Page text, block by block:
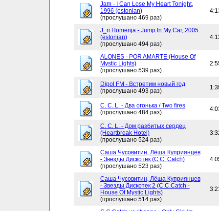
Jam - I Can Lose My Heart Tonight,
1996 (estonian)
(прослушано 469 раз)
J_ri Homenja - Jump In My Car, 2005
(estonian)
(прослушано 494 раз)
ALONES - POR AMARTE (House Of
Mystic Lights)
(прослушано 539 раз)
Dipol FM - Встретим новый год
(прослушано 493 раз)
C. C. L. - Два огонька / Two fires
(прослушано 484 раз)
C. C. L. - Дом разбитых сердец
(Heartbreak Hotel)
(прослушано 524 раз)
Саша Чусовитин, Лёша Куприянцев
- Звезды Дискотек (C.C. Catch)
(прослушано 523 раз)
Саша Чусовитин, Лёша Куприянцев
- Звезды Дискотек 2 (C.C.Catch -
House Of Mystic Lights)
(прослушано 514 раз)